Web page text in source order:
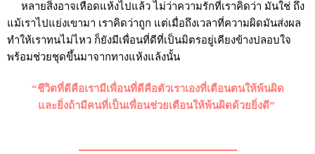
หลายสิ่งอาจเหือดแห้งไปแล้ว ไม่ว่าความรักที่เราคิดว่า มันใช่ ถึง
แม้เราไปแย่งเขามา เราคิดว่าถูก แต่เมื่อถึงเวลาที่ความผิดมันส่งผล
ทำให้เราทนไม่ไหว ก็ยังมีเพื่อนที่ดีที่เป็นมิตรอยู่เคียงข้างปลอบใจ
พร้อมช่วยชุดขึ้นมาจากทางแห้งแล้งนั้น
“ชีวิตที่ดีคือเรามีเพื่อนที่ดีคือตัวเราเองที่เตือนตนให้พ้นผิด
และยิ่งถ้ามีคนที่เป็นเพื่อนช่วยเตือนให้พ้นผิดด้วยยิ่งดี”
———————————————